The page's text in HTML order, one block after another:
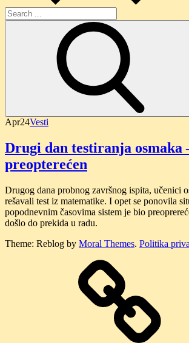
Search
for:
Apr24Vesti
Drugi dan testiranja osmaka
preopterećen
Drugog dana probnog završnog ispita, učenici
rešavali test iz matematike. I opet se ponovila
popodnevnim časovima sistem je bio
došlo do prekida u radu.
Theme: Reblog by Moral Themes. Politika